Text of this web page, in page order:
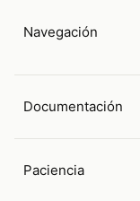
Navegación
Documentación
Paciencia